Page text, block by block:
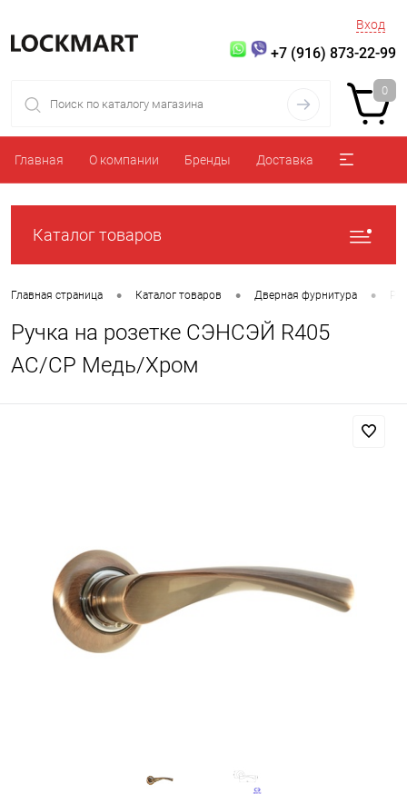
Вход
+7 (916) 873-22-99
0
Главная О компании Бренды Доставка
Каталог товаров
Главная страница • Каталог товаров • Дверная фурнитура •
Ручка на розетке СЭНСЭЙ R405
AC/CP Медь/Хром